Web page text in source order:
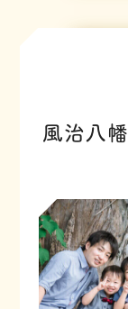
風治八